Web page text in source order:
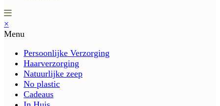
×
Menu
Persoonlijke Verzorging
Haarverzorging
Natuurlijke zeep
No plastic
Cadeaus